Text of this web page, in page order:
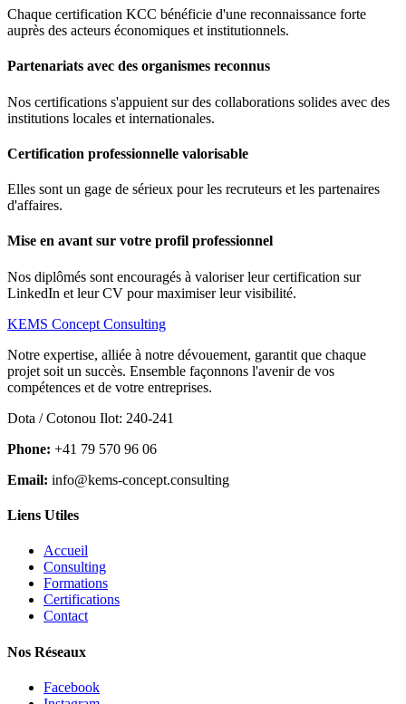
Chaque certification KCC bénéficie d'une reconnaissance forte
auprès des acteurs économiques et institutionnels.
Partenariats avec des organismes reconnus
Nos certifications s'appuient sur des collaborations solides avec des
institutions locales et internationales.
Certification professionnelle valorisable
Elles sont un gage de sérieux pour les recruteurs et les partenaires
d'affaires.
Mise en avant sur votre profil professionnel
Nos diplômés sont encouragés à valoriser leur certification sur
LinkedIn et leur CV pour maximiser leur visibilité.
KEMS Concept Consulting
Notre expertise, alliée à notre dévouement, garantit que chaque
projet soit un succès. Ensemble façonnons l'avenir de vos
compétences et de votre entreprises.
Dota / Cotonou Ilot: 240-241
Phone: +41 79 570 96 06
Email: info@kems-concept.consulting
Liens Utiles
Accueil
Consulting
Formations
Certifications
Contact
Nos Réseaux
Facebook